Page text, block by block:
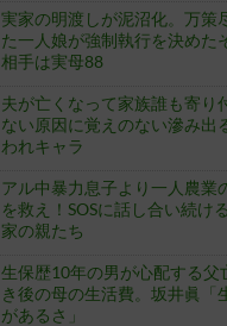
実家の明渡しが泥沼化。万策
た一人娘が強制執行を決めた
相手は実母88
夫が亡くなって家族誰も寄り
ない原因に覚えのない滲み出
われキャラ
アル中暴力息子より一人農業
を救え！SOSに話し合い続け
家の親たち
生保歴10年の男が心配する父
き後の母の生活費。坂井眞「
があるさ」